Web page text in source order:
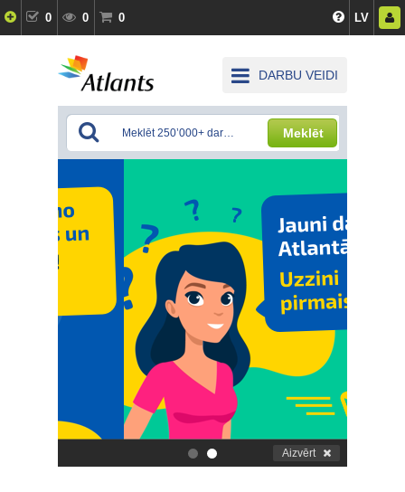
0 0 0 LV
DARBU VEIDI
Meklēt
. Aizvērt